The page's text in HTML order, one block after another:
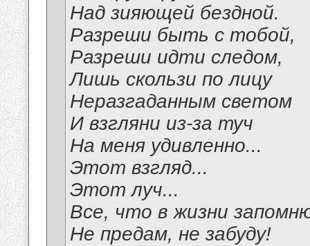
Над зияющей бездной.
Разреши быть с тобой,
Разреши идти следом,
Лишь скользи по лицу
Неразгаданным светом
И взгляни из-за туч
На меня удивленно...
Этот взгляд...
Этот луч...
Все, что в жизни
Не предам, не забуду!